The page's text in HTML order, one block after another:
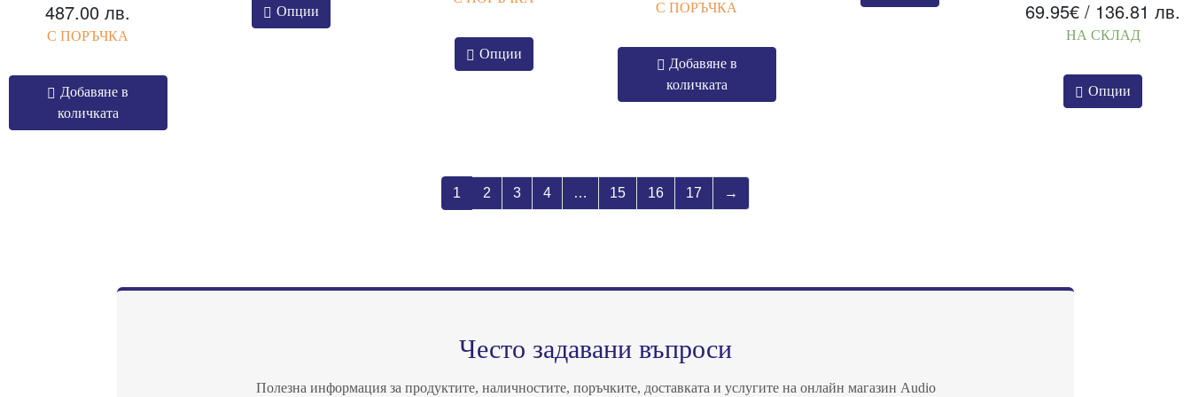
487.00 лв.
С ПОРЪЧКА
Добавяне в
количката
Опции
Опции
С ПОРЪЧКА
Добавяне в
количката
69.95€ / 136.81 лв.
НА СКЛАД
Опции
1 2 3 4 … 15 16 17 →
Често задавани въпроси
Полезна информация за продуктите, наличностите, поръчките, доставката и услугите на онлайн магазин Audio